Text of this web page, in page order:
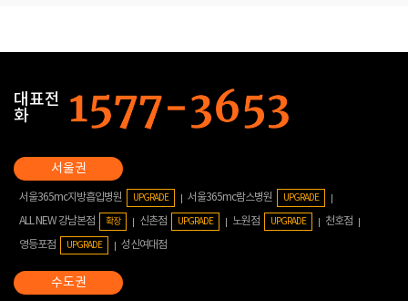
대표전
화
서울365mc지방흡입병원 UPGRADE 서울365mc람스병원 UPGRADE
ALL NEW 강남본점 확장 신촌점 UPGRADE 노원점 UPGRADE
천호점
영등포점
UPGRADE 성신여대점